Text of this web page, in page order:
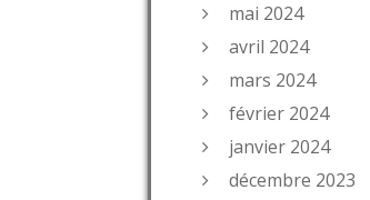
mai 2024
avril 2024
mars 2024
février 2024
janvier 2024
décembre 2023